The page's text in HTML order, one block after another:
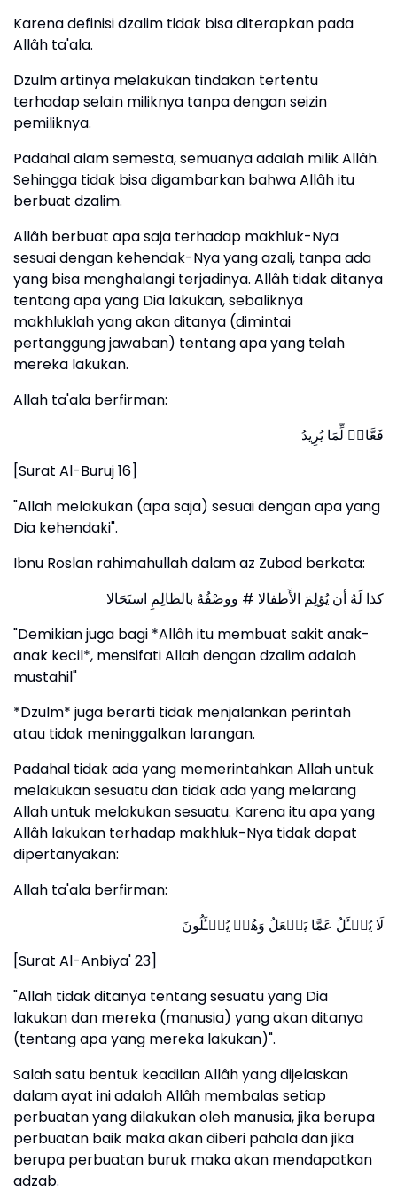
Karena definisi dzalim tidak bisa diterapkan pada
Allâh ta'ala.
Dzulm artinya melakukan tindakan tertentu
terhadap selain miliknya tanpa dengan seizin
pemiliknya.
Padahal alam semesta, semuanya adalah milik Allâh.
Sehingga tidak bisa digambarkan bahwa Allâh itu
berbuat dzalim.
Allâh berbuat apa saja terhadap makhluk-Nya
sesuai dengan kehendak-Nya yang azali, tanpa ada
yang bisa menghalangi terjadinya. Allâh tidak ditanya
tentang apa yang Dia lakukan, sebaliknya
makhluklah yang akan ditanya (dimintai
pertanggung jawaban) tentang apa yang telah
mereka lakukan.
Allah ta'ala berfirman:
فَعَّالࣱ لِّمَا یُرِیدُ
[Surat Al-Buruj 16]
"Allah melakukan (apa saja) sesuai dengan apa yang
Dia kehendaki".
Ibnu Roslan rahimahullah dalam az Zubad berkata:
كذا لَهُ أن يُؤلِمَ الأَطفالا # ووصْفُهُ بالظالِمِ استَحَالا
"Demikian juga bagi *Allâh itu membuat sakit anak-
anak kecil*, mensifati Allah dengan dzalim adalah
mustahil"
*Dzulm* juga berarti tidak menjalankan perintah
atau tidak meninggalkan larangan.
Padahal tidak ada yang memerintahkan Allah untuk
melakukan sesuatu dan tidak ada yang melarang
Allah untuk melakukan sesuatu. Karena itu apa yang
Allâh lakukan terhadap makhluk-Nya tidak dapat
dipertanyakan:
Allah ta'ala berfirman:
لَا یُسۡـَٔلُ عَمَّا یَفۡعَلُ وَهُمۡ یُسۡـَٔلُونَ
[Surat Al-Anbiya' 23]
"Allah tidak ditanya tentang sesuatu yang Dia
lakukan dan mereka (manusia) yang akan ditanya
(tentang apa yang mereka lakukan)".
Salah satu bentuk keadilan Allâh yang dijelaskan
dalam ayat ini adalah Allâh membalas setiap
perbuatan yang dilakukan oleh manusia, jika berupa
perbuatan baik maka akan diberi pahala dan jika
berupa perbuatan buruk maka akan mendapatkan
adzab.